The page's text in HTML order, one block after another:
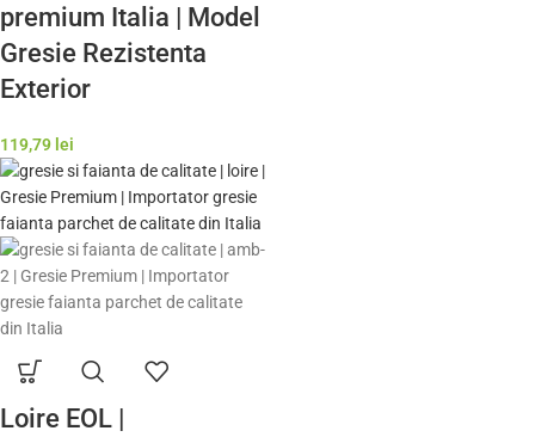
premium Italia | Model
Gresie Rezistenta
Exterior
119,79 lei
Loire EOL |